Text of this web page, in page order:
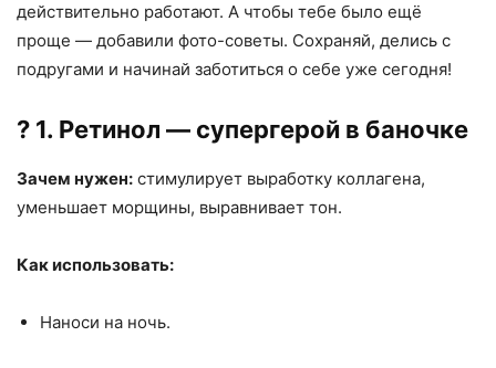
действительно работают. А чтобы тебе было ещё
проще — добавили фото-советы. Сохраняй, делись с
подругами и начинай заботиться о себе уже сегодня!
? 1. Ретинол — супергерой в баночке
Зачем нужен: стимулирует выработку коллагена,
уменьшает морщины, выравнивает тон.
Как использовать:
Наноси на ночь.